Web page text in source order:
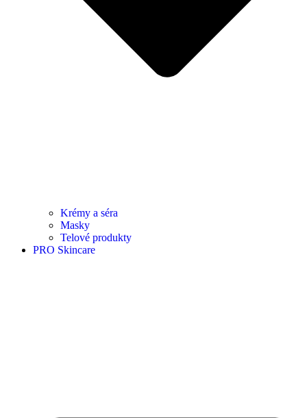
Krémy a séra
Masky
Telové produkty
PRO Skincare